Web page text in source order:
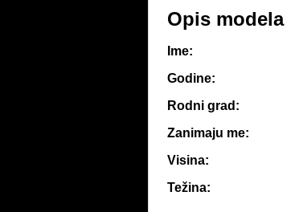
Opis modela
Ime:
Godine:
Rodni grad:
Zanimaju me:
Visina:
Težina: